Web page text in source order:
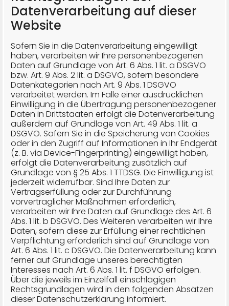
Datenverarbeitung auf dieser
Website
Sofern Sie in die Datenverarbeitung eingewilligt
haben, verarbeiten wir Ihre personenbezogenen
Daten auf Grundlage von Art. 6 Abs. 1 lit. a DSGVO
bzw. Art. 9 Abs. 2 lit. a DSGVO, sofern besondere
Datenkategorien nach Art. 9 Abs. 1 DSGVO
verarbeitet werden. Im Falle einer ausdrücklichen
Einwilligung in die Übertragung personenbezogener
Daten in Drittstaaten erfolgt die Datenverarbeitung
außerdem auf Grundlage von Art. 49 Abs. 1 lit. a
DSGVO. Sofern Sie in die Speicherung von Cookies
oder in den Zugriff auf Informationen in Ihr Endgerät
(z. B. via Device-Fingerprinting) eingewilligt haben,
erfolgt die Datenverarbeitung zusätzlich auf
Grundlage von § 25 Abs. 1 TTDSG. Die Einwilligung ist
jederzeit widerrufbar. Sind Ihre Daten zur
Vertragserfüllung oder zur Durchführung
vorvertraglicher Maßnahmen erforderlich,
verarbeiten wir Ihre Daten auf Grundlage des Art. 6
Abs. 1 lit. b DSGVO. Des Weiteren verarbeiten wir Ihre
Daten, sofern diese zur Erfüllung einer rechtlichen
Verpflichtung erforderlich sind auf Grundlage von
Art. 6 Abs. 1 lit. c DSGVO. Die Datenverarbeitung kann
ferner auf Grundlage unseres berechtigten
Interesses nach Art. 6 Abs. 1 lit. f DSGVO erfolgen.
Über die jeweils im Einzelfall einschlägigen
Rechtsgrundlagen wird in den folgenden Absätzen
dieser Datenschutzerklärung informiert.